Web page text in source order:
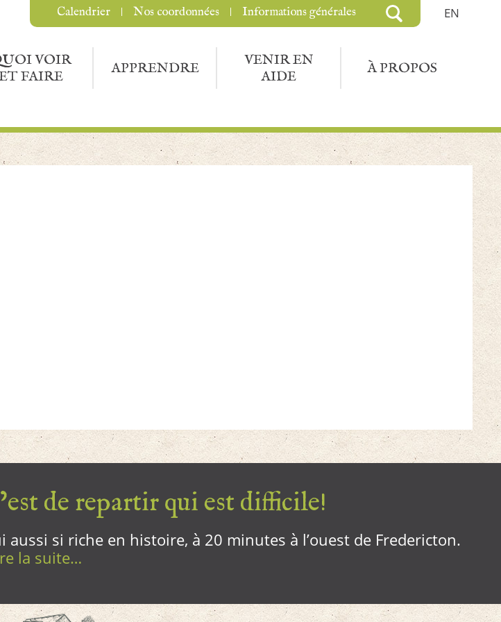
EN
VOIR
FAIRE
APPRENDRE
VENIR EN
AIDE
À PROPOS
Calendrier Nos coordonnées Informations générales
de repartir qui est difficile!
si riche en histoire, à 20 minutes à l’ouest de Fredericton.
la suite…